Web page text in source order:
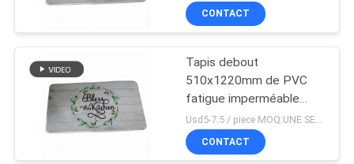
Protection de
Barbell de mousse
anti
CONTACT
Tapis debout
510x1220mm de PVC
fatigue imperméable
faite sur commande
d'Odm d'anti
Usd5-7.5 / piece MOQ:UNE SEULE PIÈCE
CONTACT